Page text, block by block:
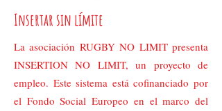
Insertar sin límite
La asociación RUGBY NO LIMIT presenta
INSERTION NO LIMIT, un proyecto de
empleo. Este sistema está cofinanciado por
el Fondo Social Europeo en el marco del